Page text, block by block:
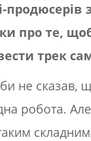
продюсерів
про те,
трек
не сказав,
робота.